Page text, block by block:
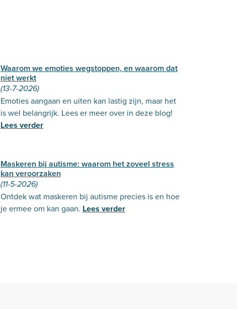
Waarom we emoties wegstoppen, en waarom dat
niet werkt
(13-7-2026)
Emoties aangaan en uiten kan lastig zijn, maar het
is wel belangrijk. Lees er meer over in deze blog!
Lees verder
Maskeren bij autisme: waarom het zoveel stress
kan veroorzaken
(11-5-2026)
Ontdek wat maskeren bij autisme precies is en hoe
je ermee om kan gaan. Lees verder